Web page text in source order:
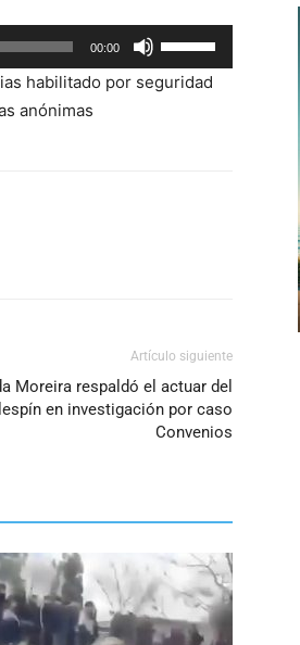
flecha
arriba/abajo
para
00:00
las
teclas
volumen.
habilitado por seguridad
anónimas
Artículo siguiente
Moreira respaldó el actuar del
en investigación por caso
Convenios